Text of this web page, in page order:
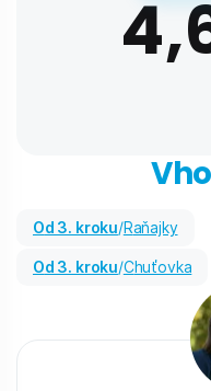
od 3. kroku/ Raňajky
od 3. kroku/ Chuťovka